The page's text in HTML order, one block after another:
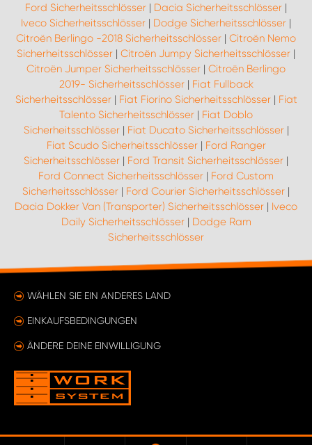
Ford Sicherheitsschlösser | Dacia Sicherheitsschlösser |
Iveco Sicherheitsschlösser | Dodge Sicherheitsschlösser |
Citroën Berlingo -2018 Sicherheitsschlösser | Citroën Nemo
Sicherheitsschlösser | Citroën Jumpy Sicherheitsschlösser |
Citroën Jumper Sicherheitsschlösser | Citroën Berlingo
2019- Sicherheitsschlösser| Fiat Fullback
Sicherheitsschlösser| Fiat Fiorino Sicherheitsschlösser| Fiat
Talento Sicherheitsschlösser | Fiat Doblo
Sicherheitsschlösser| Fiat Ducato Sicherheitsschlösser|
Fiat Scudo Sicherheitsschlösser| Ford Ranger
Sicherheitsschlösser | Ford Transit Sicherheitsschlösser |
Ford Connect Sicherheitsschlösser | Ford Custom
Sicherheitsschlösser | Ford Courier Sicherheitsschlösser |
Dacia Dokker Van (Transporter) Sicherheitsschlösser | Iveco
Daily Sicherheitsschlösser| Dodge Ram
Sicherheitsschlösser
WÄHLEN SIE EIN ANDERES LAND
EINKAUFSBEDINGUNGEN
ÄNDERE DEINE EINWILLIGUNG